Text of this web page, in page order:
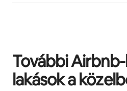
További
lakások a